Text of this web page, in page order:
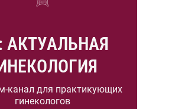
АКТУАЛЬНАЯ
канал для практикующих
гинекологов